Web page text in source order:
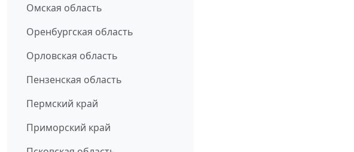
Омская область
Оренбургская область
Орловская область
Пензенская область
Пермский край
Приморский край